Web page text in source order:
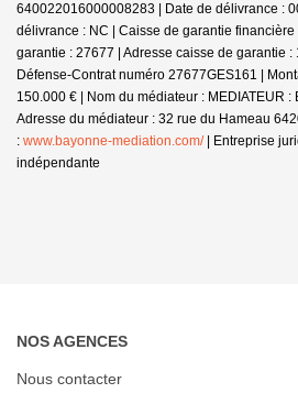
640022016000008283 | Date de délivrance :
délivrance : NC | Caisse de garantie financière
garantie : 27677 | Adresse caisse de garantie
Défense-Contrat numéro 27677GES161 |
150.000 € | Nom du médiateur : MEDIATEUR :
Adresse du médiateur : 32 rue du Hameau
: www.bayonne-mediation.com/| Entreprise
indépendante
NOS AGENCES
Nous contacter